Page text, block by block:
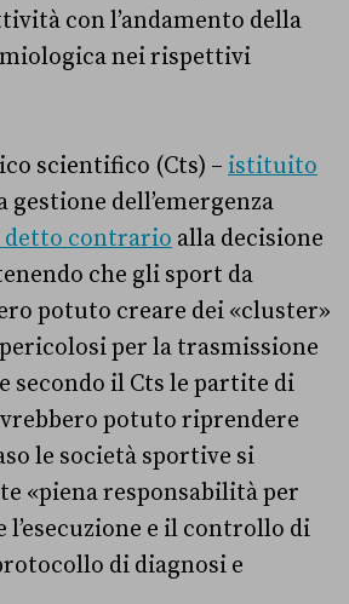
con l’andamento della
nei rispettivi
scientifico (Cts) – istituito
dell’emergenza
detto contrario alla decisione
che gli sport da
potuto creare dei «cluster»
per la trasmissione
secondo il Cts le partite di
potuto riprendere
le società sportive si
«piena responsabilità per
l’esecuzione e il controllo di
di diagnosi e